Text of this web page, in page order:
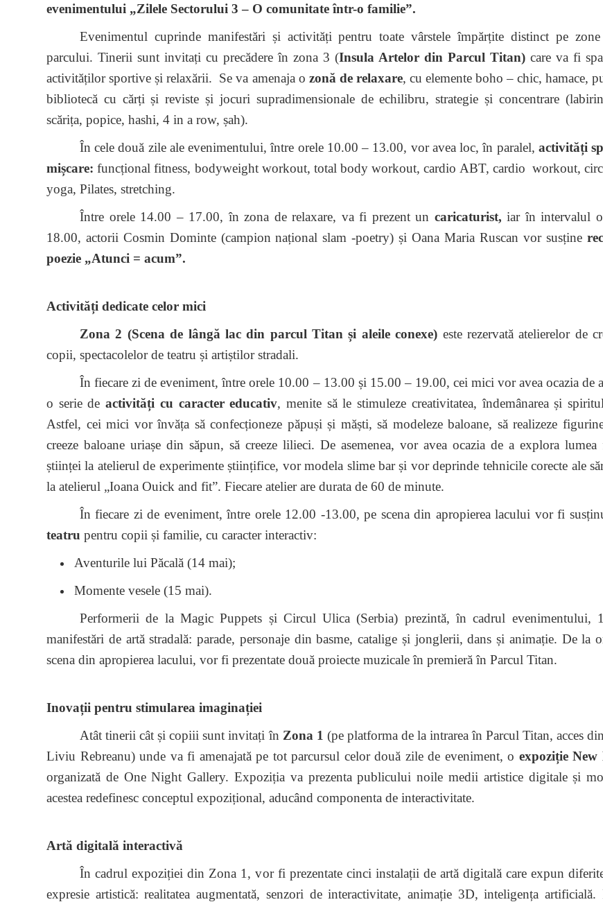
evenimentului „Zilele Sectorului 3 – O comunitate într-o familie”.
Evenimentul cuprinde manifestări și activități pentru toate vârstele împărțite distinct pe
parcului. Tinerii sunt invitați cu precădere în zona 3 (Insula Artelor din Parcul Titan) care va fi
activităților sportive și relaxării. Se va amenaja o zonă de relaxare, cu elemente boho – chic, hamace,
bibliotecă cu cărți și reviste și jocuri supradimensionale de echilibru, strategie și concentrare
scărița, popice, hashi, 4 in a row, șah).
În cele două zile ale evenimentului, între orele 10.00 – 13.00, vor avea loc, în paralel, activități
mișcare: funcțional fitness, bodyweight workout, total body workout, cardio ABT, cardio workout,
yoga, Pilates, stretching.
Între orele 14.00 – 17.00, în zona de relaxare, va fi prezent un caricaturist, iar în intervalul
18.00, actorii Cosmin Dominte (campion național slam -poetry) și Oana Maria Ruscan vor susține
poezie „Atunci = acum”.
Activități dedicate celor mici
Zona 2 (Scena de lângă lac din parcul Titan și aleile conexe) este rezervată atelierelor de
copii, spectacolelor de teatru și artiștilor stradali.
În fiecare zi de eveniment, între orele 10.00 – 13.00 și 15.00 – 19.00, cei mici vor avea ocazia de
o serie deactivități cu caracter educativ, menite să le stimuleze creativitatea, îndemânarea și
Astfel, cei mici vor învăța să confecționeze păpuși și măști, să modeleze baloane, să realizeze
creeze baloane uriașe din săpun, să creeze lilieci. De asemenea, vor avea ocazia de a explora lumea
științei la atelierul de experimente științifice, vor modela slime bar și vor deprinde tehnicile corecte ale
la atelierul „Ioana Ouick and fit”. Fiecare atelier are durata de 60 de minute.
În fiecare zi de eveniment, între orele 12.00 -13.00, pe scena din apropierea lacului vor fi
teatru pentru copii și familie, cu caracter interactiv:
Aventurile lui Păcală (14 mai);
Momente vesele (15 mai).
Performerii de la Magic Puppets și Circul Ulica (Serbia) prezintă, în cadrul evenimentului,
manifestări de artă stradală: parade, personaje din basme, catalige și jonglerii, dans și animație. De la
scena din apropierea lacului, vor fi prezentate două proiecte muzicale în premieră în Parcul Titan.
Inovații pentru stimularea imaginației
Atât tinerii cât și copiii sunt invitați în Zona 1 (pe platforma de la intrarea în Parcul Titan, acces
Liviu Rebreanu) unde va fi amenajată pe tot parcursul celor două zile de eveniment, o expoziție
organizată de One Night Gallery. Expoziția va prezenta publicului noile medii artistice digitale și
acestea redefinesc conceptul expozițional, aducând componenta de interactivitate.
Artă digitală interactivă
În cadrul expoziției din Zona 1, vor fi prezentate cinci instalații de artă digitală care expun
expresie artistică: realitatea augmentată, senzori de interactivitate, animație 3D, inteligența